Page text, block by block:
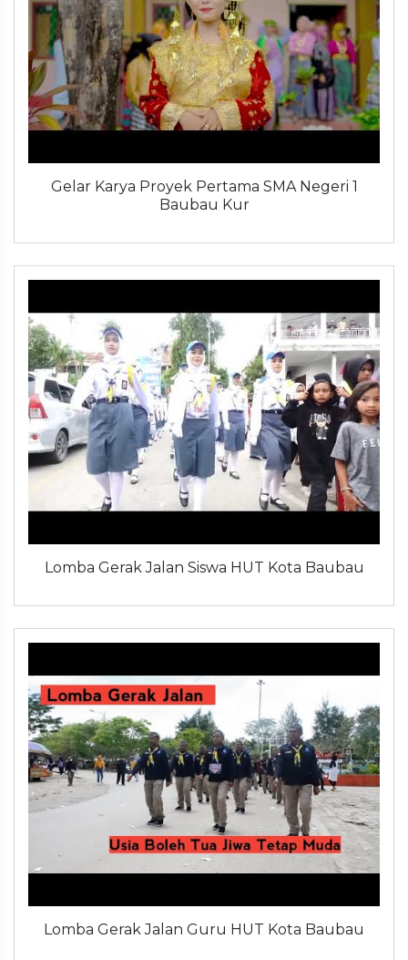
Gelar Karya Proyek Pertama SMA Negeri 1
Baubau Kur
Lomba Gerak Jalan Siswa HUT Kota Baubau
Lomba Gerak Jalan Guru HUT Kota Baubau